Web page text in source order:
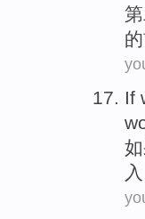
的
If
入